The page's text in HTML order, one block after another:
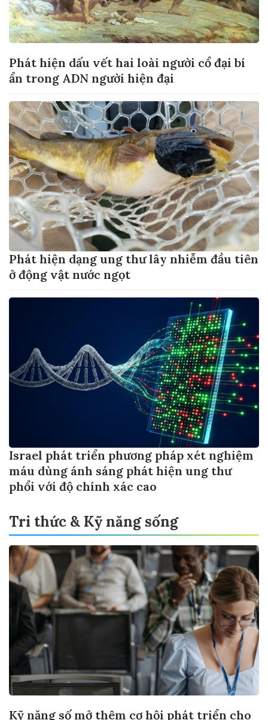
Phát hiện dấu vết hai loài người cổ đại bí
ẩn trong ADN người hiện đại
Phát hiện dạng ung thư lây nhiễm đầu tiên
ở động vật nước ngọt
Israel phát triển phương pháp xét nghiệm
máu dùng ánh sáng phát hiện ung thư
phổi với độ chính xác cao
Tri thức & Kỹ năng sống
Kỹ năng số mở thêm cơ hội phát triển cho